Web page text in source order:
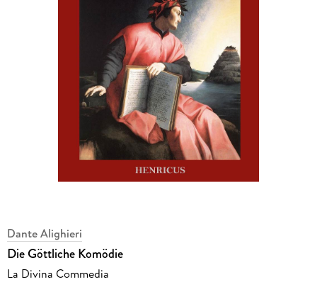
Dante Alighieri
Die Göttliche Komödie
La Divina Commedia